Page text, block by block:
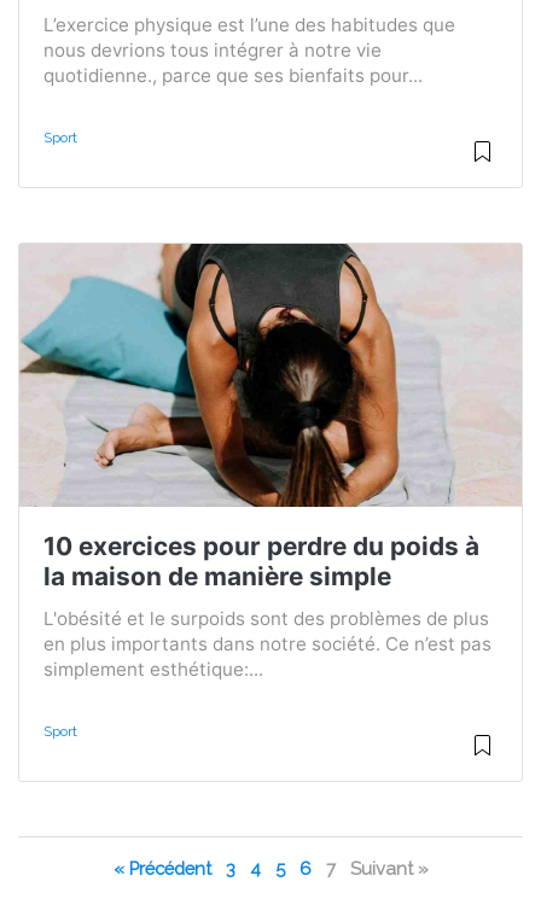
L’exercice physique est l’une des habitudes que
nous devrions tous intégrer à notre vie
quotidienne., parce que ses bienfaits pour...
Sport
10 exercices pour perdre du poids à
la maison de manière simple
L'obésité et le surpoids sont des problèmes de plus
en plus importants dans notre société. Ce n’est pas
simplement esthétique:...
Sport
« Précédent 3 4 5 6 7 Suivant »